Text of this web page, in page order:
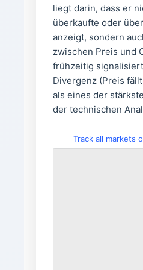
liegt darin, dass er
überkaufte oder
anzeigt, sondern
zwischen Preis und
frühzeitig
Divergenz (Preis
als eines der
der technischen
Track all markets